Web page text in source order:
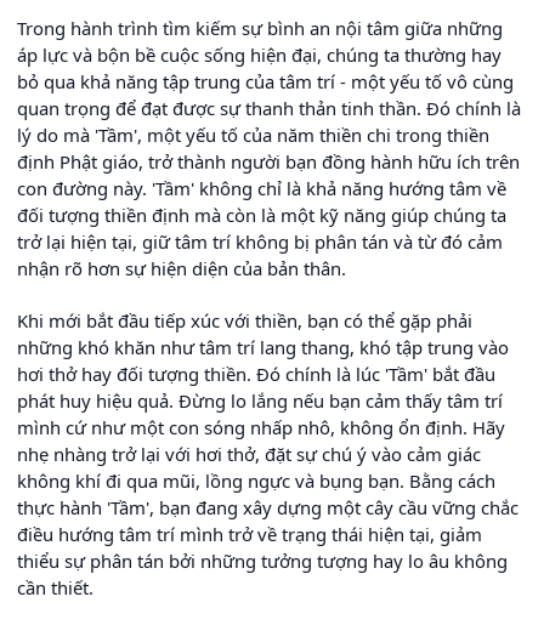
Trong hành trình tìm kiếm sự bình an nội tâm giữa những
áp lực và bộn bề cuộc sống hiện đại, chúng ta thường hay
bỏ qua khả năng tập trung của tâm trí - một yếu tố vô cùng
quan trọng để đạt được sự thanh thản tinh thần. Đó chính là
lý do mà 'Tầm', một yếu tố của năm thiền chi trong thiền
định Phật giáo, trở thành người bạn đồng hành hữu ích trên
con đường này. 'Tầm' không chỉ là khả năng hướng tâm về
đối tượng thiền định mà còn là một kỹ năng giúp chúng ta
trở lại hiện tại, giữ tâm trí không bị phân tán và từ đó cảm
nhận rõ hơn sự hiện diện của bản thân.
Khi mới bắt đầu tiếp xúc với thiền, bạn có thể gặp phải
những khó khăn như tâm trí lang thang, khó tập trung vào
hơi thở hay đối tượng thiền. Đó chính là lúc 'Tầm' bắt đầu
phát huy hiệu quả. Đừng lo lắng nếu bạn cảm thấy tâm trí
mình cứ như một con sóng nhấp nhô, không ổn định. Hãy
nhẹ nhàng trở lại với hơi thở, đặt sự chú ý vào cảm giác
không khí đi qua mũi, lồng ngực và bụng bạn. Bằng cách
thực hành 'Tầm', bạn đang xây dựng một cây cầu vững chắc
điều hướng tâm trí mình trở về trạng thái hiện tại, giảm
thiểu sự phân tán bởi những tưởng tượng hay lo âu không
cần thiết.